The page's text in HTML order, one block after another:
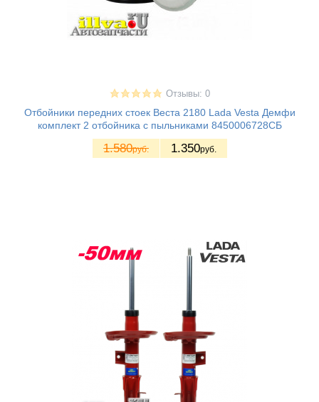
Отзывы: 0
Отбойники передних стоек Веста 2180 Lada Vesta Демфи
комплект 2 отбойника с пыльниками 8450006728СБ
1.580руб. 1.350руб.